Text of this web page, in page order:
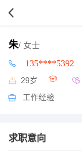
朱/ 女士
135****5392
29岁
工作经验
求职意向